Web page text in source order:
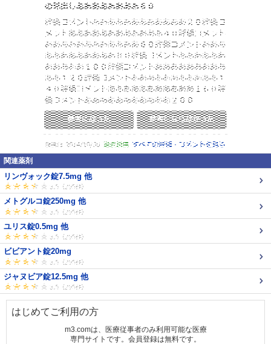
関連薬剤
リンヴォック錠7.5mg 他
メトグルコ錠250mg 他
ユリス錠0.5mg 他
ビビアント錠20mg
ジャヌビア錠12.5mg 他
はじめてご利用の方
m3.comは、医療従事者のみ利用可能な医療
専門サイトです。会員登録は無料です。